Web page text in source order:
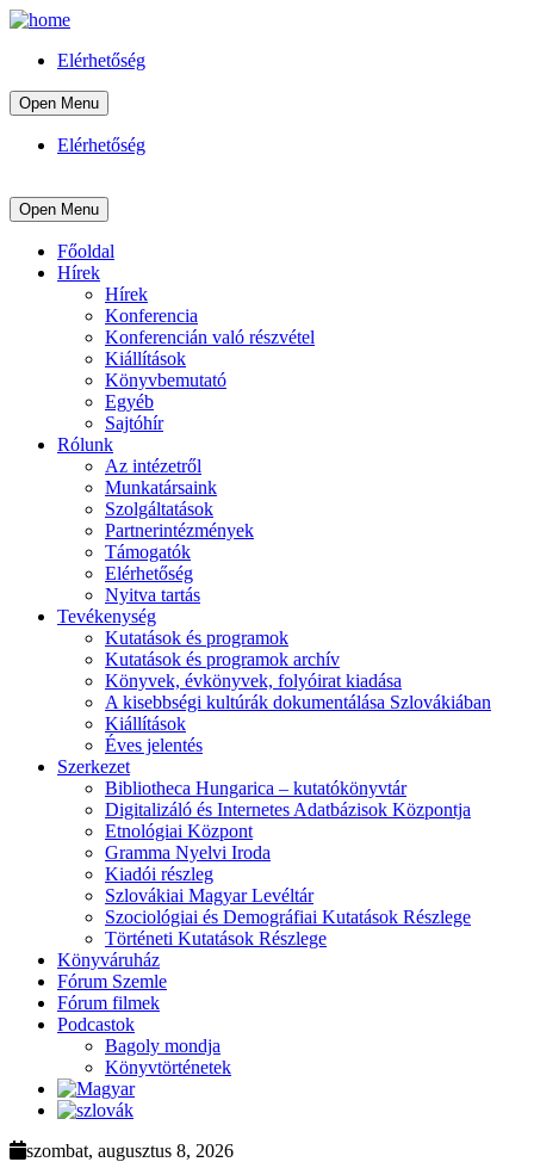
Elérhetőség
Open Menu
Elérhetőség
Open Menu
Főoldal
Hírek
Hírek
Konferencia
Konferencián való részvétel
Kiállítások
Könyvbemutató
Egyéb
Sajtóhír
Rólunk
Az intézetről
Munkatársaink
Szolgáltatások
Partnerintézmények
Támogatók
Elérhetőség
Nyitva tartás
Tevékenység
Kutatások és programok
Kutatások és programok archív
Könyvek, évkönyvek, folyóirat kiadása
A kisebbségi kultúrák dokumentálása Szlovákiában
Kiállítások
Éves jelentés
Szerkezet
Bibliotheca Hungarica – kutatókönyvtár
Digitalizáló és Internetes Adatbázisok Központja
Etnológiai Központ
Gramma Nyelvi Iroda
Kiadói részleg
Szlovákiai Magyar Levéltár
Szociológiai és Demográfiai Kutatások Részlege
Történeti Kutatások Részlege
Könyváruház
Fórum Szemle
Fórum filmek
Podcastok
Bagoly mondja
Könyvtörténetek
szombat, augusztus 8, 2026